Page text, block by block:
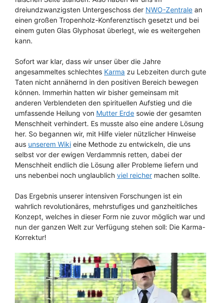
dreiundzwanzigsten Untergeschoss der NWO-Zentrale an
einen großen Tropenholz-Konferenztisch gesetzt und bei
einem guten Glas Glyphosat überlegt, wie es weitergehen
kann.
Sofort war klar, dass wir unser über die Jahre
angesammeltes schlechtes Karma zu Lebzeiten durch gute
Taten nicht annähernd in den positiven Bereich bewegen
können. Immerhin hatten wir bisher gemeinsam mit
anderen Verblendeten den spirituellen Aufstieg und die
umfassende Heilung von Mutter Erde sowie der gesamten
Menschheit verhindert. Es musste also eine andere Lösung
her. So begannen wir, mit Hilfe vieler nützlicher Hinweise
aus unserem Wiki eine Methode zu entwickeln, die uns
selbst vor der ewigen Verdammnis retten, dabei der
Menschheit endlich die Lösung aller Probleme liefern und
uns nebenbei noch unglaublich viel reicher machen sollte.
Das Ergebnis unserer intensiven Forschungen ist ein
wahrlich revolutionäres, mehrstufiges und ganzheitliches
Konzept, welches in dieser Form nie zuvor möglich war und
nun der ganzen Welt zur Verfügung stehen soll: Die Karma-
Korrektur!